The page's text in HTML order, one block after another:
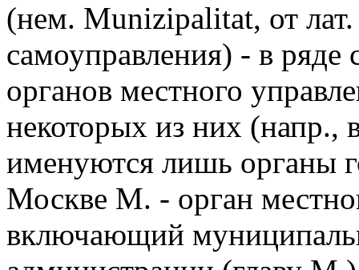
(нем. Munizipalitat, от
самоуправления) - в
органов местного
некоторых из них
именуются лишь органы
Москве М. - орган
включающий